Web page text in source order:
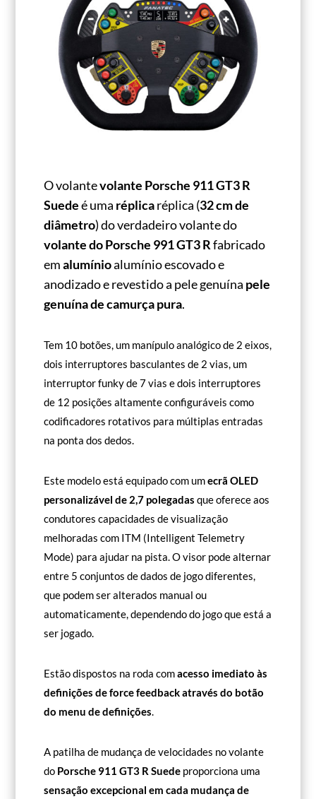
O volantevolante Porsche 911 GT3 R
Suedeé uma réplicaréplica (32 cm de
diâmetro) do verdadeiro volante do
volante do Porsche 991 GT3 Rfabricado
emalumínioalumínio escovado e
anodizado e revestido a pele genuína pele
genuína de camurça pura.
Tem 10 botões, um manípulo analógico de 2 eixos,
dois interruptores basculantes de 2 vias, um
interruptor funky de 7 vias e dois interruptores
de 12 posições altamente configuráveis como
codificadores rotativos para múltiplas entradas
na ponta dos dedos.
Este modelo está equipado com umecrã OLED
personalizável de 2,7 polegadas que oferece aos
condutores capacidades de visualização
melhoradas com ITM (Intelligent Telemetry
Mode) para ajudar na pista. O visor pode alternar
entre 5 conjuntos de dados de jogo diferentes,
que podem ser alterados manual ou
automaticamente, dependendo do jogo que está a
ser jogado.
Estão dispostos na roda comacesso imediato às
definições de force feedback através do botão
do menu de definições.
A patilha de mudança de velocidades no volante
do Porsche 911 GT3 R Suede proporciona uma
sensação excepcional em cada mudança de